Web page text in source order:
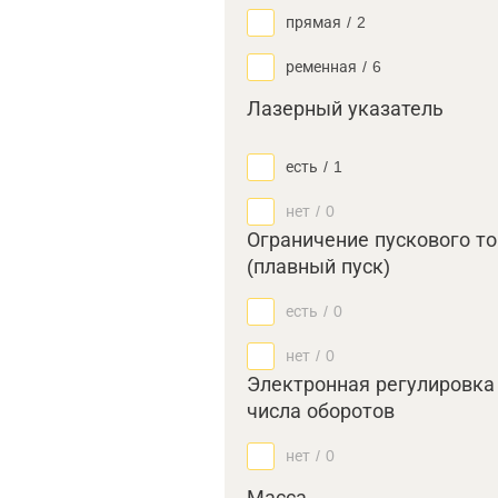
прямая / 2
ременная / 6
Лазерный указатель
есть / 1
нет / 0
Ограничение пускового
(плавный пуск)
есть / 0
нет / 0
Электронная регулировка
числа оборотов
нет / 0